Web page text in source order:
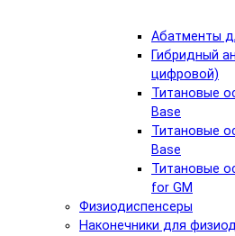
Абатменты
Гибридный
цифровой)
Титановые
Base
Титановые
Base
Титановые
for GM
Физиодиспенсеры
Наконечники для